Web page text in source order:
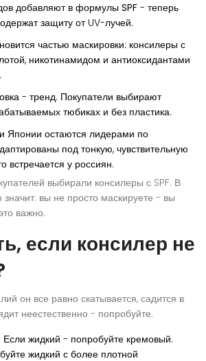
добавляют в формулы SPF - теперь
защиту от UV-лучей.
частью маскировки: консилеры с
, никотинамидом и антиоксидантами
- тренд. Покупатели выбирают
тюбиках и без пластика.
Японии остаются лидерами по
под тонкую, чувствительную
встречается у россиян.
выбирали консилеры с SPF. В
вы не просто маскируете - вы
важно.
если консилер не
он все равно скатывается, садится в
неестественно - попробуйте:
Если жидкий - попробуйте кремовый.
жидкий с более плотной